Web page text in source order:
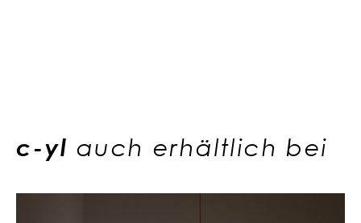
c-yl auch erhältlich bei